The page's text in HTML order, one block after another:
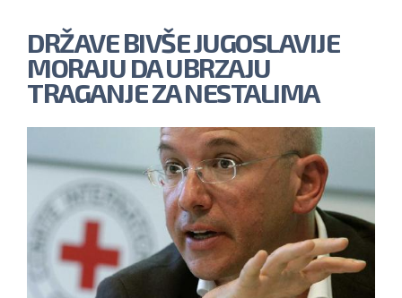
DRŽAVE BIVŠE JUGOSLAVIJE
MORAJU DA UBRZAJU
TRAGANJE ZA NESTALIMA